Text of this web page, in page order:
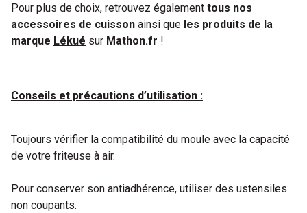
Pour plus de choix, retrouvez également tous nos
accessoires de cuisson ainsi que les produits de la
marque Lékué sur Mathon.fr !
Conseils et précautions d’utilisation :
Toujours vérifier la compatibilité du moule avec la capacité
de votre friteuse à air.
Pour conserver son antiadhérence, utiliser des ustensiles
non coupants.